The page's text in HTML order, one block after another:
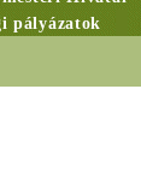
pályázatok